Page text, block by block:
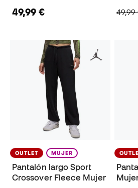
49,99 €
49,99
OUTLET MUJER
Pantalón largo Sport
Crossover Fleece Mujer